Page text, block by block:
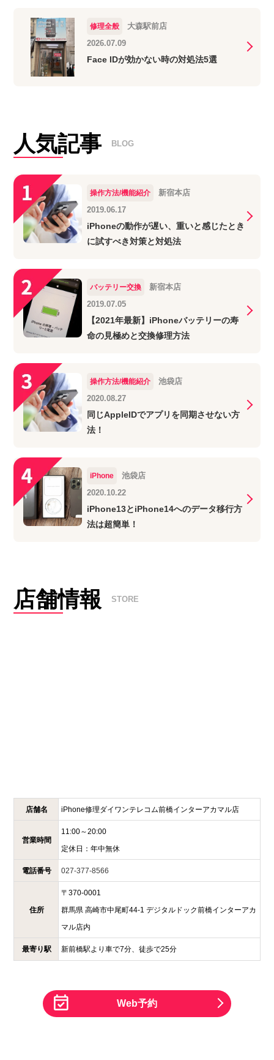
修理全般
大森駅前店
2026.07.09
Face IDが効かない時の対処法5選
人気記事 BLOG
操作方法/機能紹介
新宿本店
2019.06.17
iPhoneの動作が遅い、重いと感じたとき
に試すべき対策と対処法
バッテリー交換
新宿本店
2019.07.05
【2021年最新】iPhoneバッテリーの寿
命の見極めと交換修理方法
操作方法/機能紹介
池袋店
2020.08.27
同じAppleIDでアプリを同期させない方
法！
iPhone
池袋店
2020.10.22
iPhone13とiPhone14へのデータ移行方
法は超簡単！
店舗情報 STORE
店舗名 iPhone修理ダイワンテレコム前橋インターアカマル店
営業時間
11:00～20:00
定休日： 年中無休
電話番号 027-377-8566
住所
〒 370-0001
群馬県 高崎市中尾町44-1 デジタルドック前橋インターアカ
マル店内
最寄り駅 新前橋駅より車で7分、徒歩で25分
Web予約